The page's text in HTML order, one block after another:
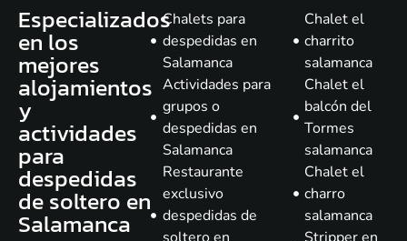
Especializados
en los
mejores
alojamientos
y
actividades
para
despedidas
de soltero en
Salamanca
Chalets para
despedidas en
Salamanca
Actividades para
grupos o
despedidas en
Salamanca
Restaurante
exclusivo
despedidas de
Chalet el
charrito
salamanca
Chalet el
balcón del
Tormes
salamanca
Chalet el
charro
salamanca